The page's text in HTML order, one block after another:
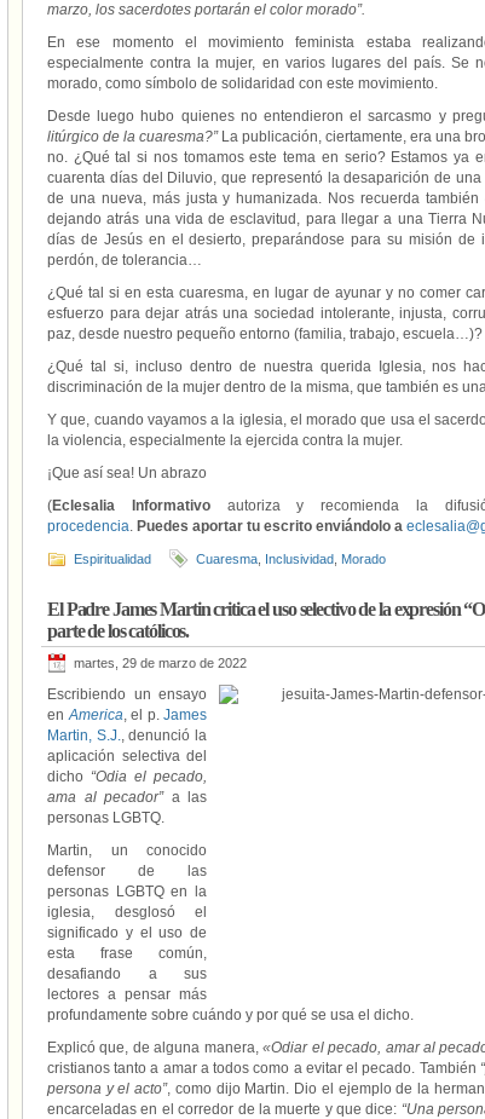
marzo, los sacerdotes portarán el color morado”.
En ese momento el movimiento feminista estaba
especialmente contra la mujer, en varios lugares del país. Se
morado, como símbolo de solidaridad con este movimiento.
Desde luego hubo quienes no entendieron el sarcasmo y
litúrgico de la cuaresma?”La publicación, ciertamente, era una
no. ¿Qué tal si nos tomamos este tema en serio? Estamos ya
cuarenta días del Diluvio, que representó la desaparición de
de una nueva, más justa y humanizada. Nos recuerda
dejando atrás una vida de esclavitud, para llegar a una Tierra
días de Jesús en el desierto, preparándose para su misión
perdón, de tolerancia…
¿Qué tal si en esta cuaresma, en lugar de ayunar y no comer
esfuerzo para dejar atrás una sociedad intolerante, injusta,
paz, desde nuestro pequeño entorno (familia, trabajo, escuela…)?
¿Qué tal si, incluso dentro de nuestra querida Iglesia, nos
discriminación de la mujer dentro de la misma, que también es
Y que, cuando vayamos a la iglesia, el morado que usa el
la violencia, especialmente la ejercida contra la mujer.
¡Que así sea! Un abrazo
(Eclesalia Informativoautoriza y recomienda la
procedencia. Puedes aportar tu escrito enviándolo a
Espiritualidad Cuaresma Inclusividad Morado
El Padre James Martin critica el uso selectivo de la expresión
parte de los católicos.
martes, 29 de marzo de 2022
Escribiendo un ensayo
enAmerica, el p.James
Martin, S.J., denunció la
aplicación selectiva del
dicho “Odia el pecado,
ama al pecador”a las
personas LGBTQ.
Martin, un conocido
defensor de las
personas LGBTQ en la
iglesia, desglosó el
significado y el uso de
esta frase común,
desafiando a sus
lectores a pensar más
profundamente sobre cuándo y por qué se usa el dicho.
Explicó que, de alguna manera,«Odiar el pecado, amar al
cristianos tanto a amar a todos como a evitar el pecado. También
persona y el acto”, como dijo Martin. Dio el ejemplo de la
encarceladas en el corredor de la muerte y que dice: “Una